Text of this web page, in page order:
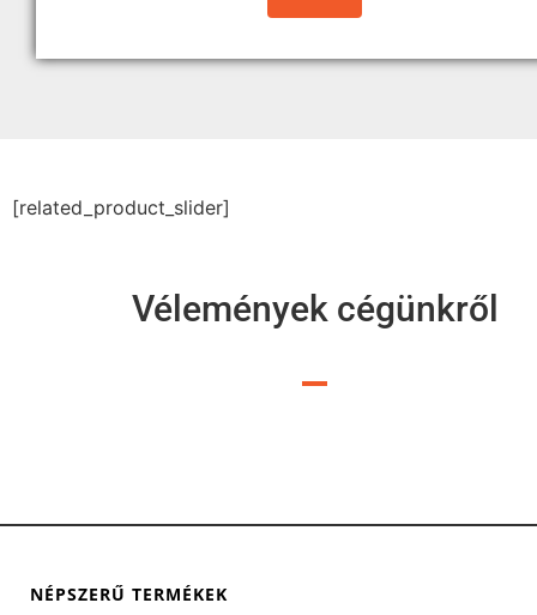
[related_product_slider]
Vélemények cégünkről
NÉPSZERŰ TERMÉKEK